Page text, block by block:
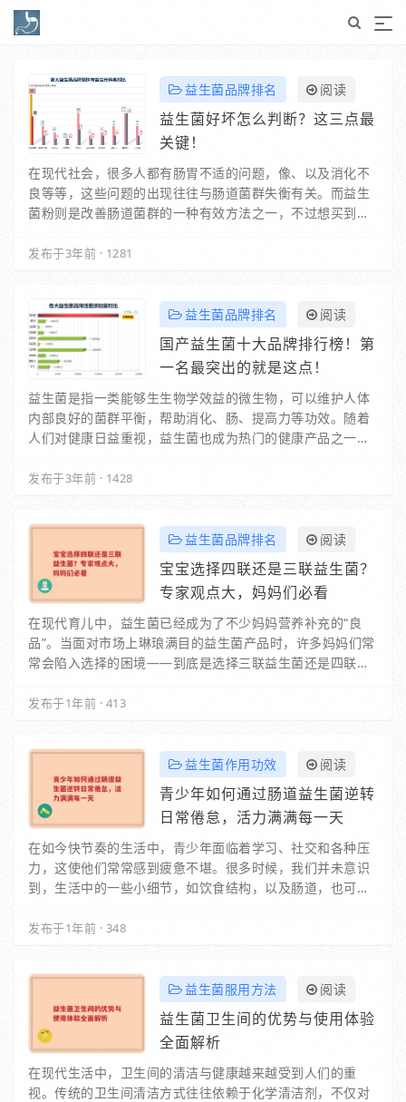
益生菌品牌排名 阅读
益生菌好坏怎么判断？这三点最
关键！
在现代社会，很多人都有肠胃不适的问题，像、以及消化不
良等等，这些问题的出现往往与肠道菌群失衡有关。而益生
菌粉则是改善肠道菌群的一种有效方法之一，不过想买到适
发布于3年前 · 1281
益生菌品牌排名 阅读
国产益生菌十大品牌排行榜！第
一名最突出的就是这点！
益生菌是指一类能够生生物学效益的微生物，可以维护人体
内部良好的菌群平衡，帮助消化、肠、提高力等功效。随着
人们对健康日益重视，益生菌也成为热门的健康产品之一。
发布于3年前 · 1428
益生菌品牌排名 阅读
宝宝选择四联还是三联益生菌？
专家观点大，妈妈们必看
在现代育儿中，益生菌已经成为了不少妈妈营养补充的“良
品”。当面对市场上琳琅满目的益生菌产品时，许多妈妈们常
常会陷入选择的困境——到底是选择三联益生菌还是四联益
发布于1年前 · 413
益生菌作用功效 阅读
青少年如何通过肠道益生菌逆转
日常倦怠，活力满满每一天
在如今快节奏的生活中，青少年面临着学习、社交和各种压
力，这使他们常常感到疲惫不堪。很多时候，我们并未意识
到，生活中的一些小细节，如饮食结构，以及肠道，也可能
发布于1年前 · 348
益生菌服用方法 阅读
益生菌卫生间的优势与使用体验
全面解析
在现代生活中，卫生间的清洁与健康越来越受到人们的重
视。传统的卫生间清洁方式往往依赖于化学清洁剂，不仅对